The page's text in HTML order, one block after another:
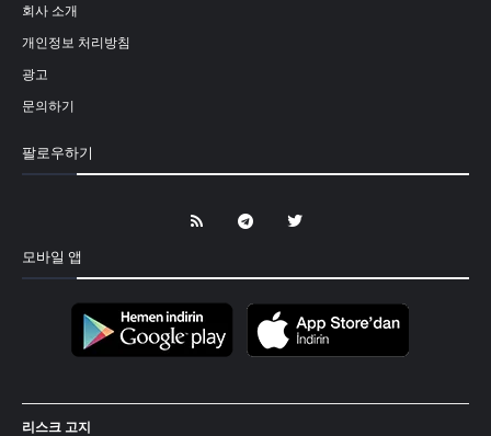
회사 소개
개인정보 처리방침
광고
문의하기
팔로우하기
모바일 앱
리스크 고지